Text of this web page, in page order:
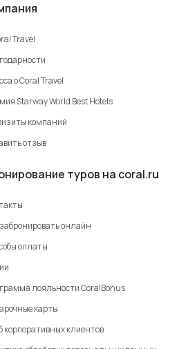
Travel
о Coral Travel
Starway World Best Hotels
компаний
отзыв
туров на coral.ru
онлайн
оплаты
лояльности CoralBonus
карты
корпоративных клиентов